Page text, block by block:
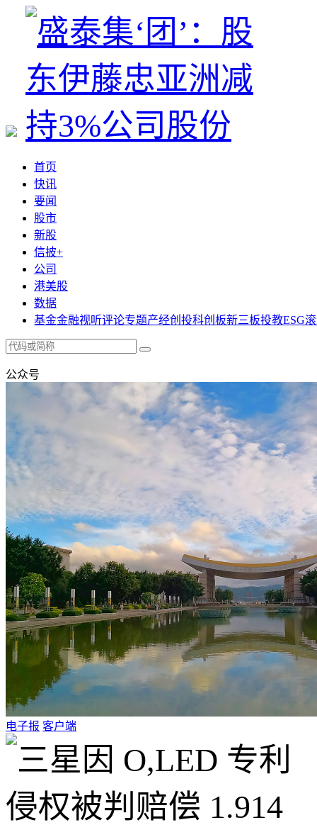
首页
快讯
要闻
股市
新股
信披+
公司
港美股
数据
基金金融视听评论专题产经创投科创板新三板投教ESG
公众号
电子报 客户端